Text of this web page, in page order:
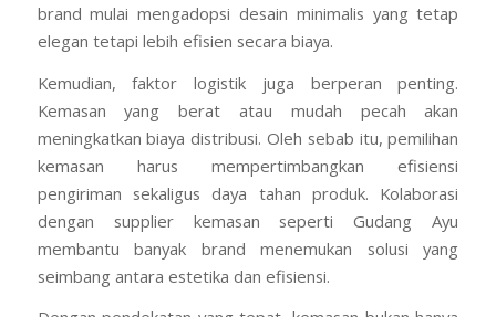
brand mulai mengadopsi desain minimalis yang tetap
elegan tetapi lebih efisien secara biaya.
Kemudian, faktor logistik juga berperan penting.
Kemasan yang berat atau mudah pecah akan
meningkatkan biaya distribusi. Oleh sebab itu, pemilihan
kemasan harus mempertimbangkan efisiensi
pengiriman sekaligus daya tahan produk. Kolaborasi
dengan supplier kemasan seperti Gudang Ayu
membantu banyak brand menemukan solusi yang
seimbang antara estetika dan efisiensi.